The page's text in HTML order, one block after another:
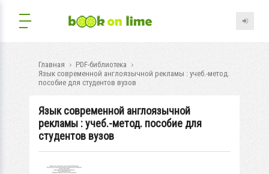
Главная
PDF-библиотека
Язык современной англоязычной рекламы : учеб.-метод.
пособие для студентов вузов
Язык современной англоязычной
рекламы : учеб.-метод. пособие для
студентов вузов